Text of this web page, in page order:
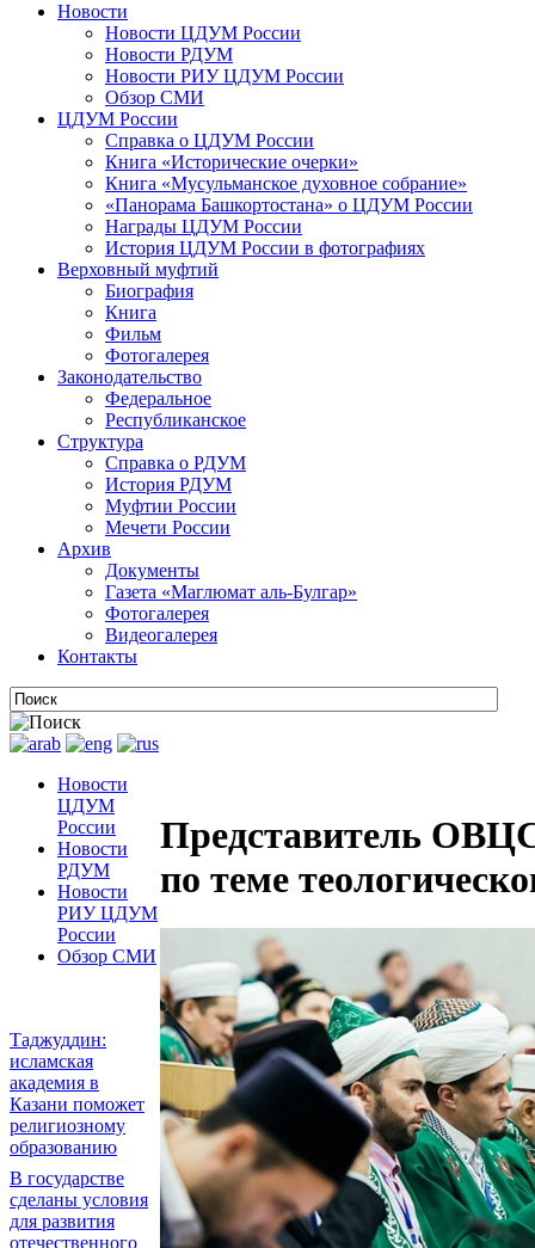
Новости
Новости ЦДУМ России
Новости РДУМ
Новости РИУ ЦДУМ России
Обзор СМИ
ЦДУМ России
Справка о ЦДУМ России
Книга «Исторические очерки»
Книга «Мусульманское духовное собрание»
«Панорама Башкортостана» о ЦДУМ России
Награды ЦДУМ России
История ЦДУМ России в фотографиях
Верховный муфтий
Биография
Книга
Фильм
Фотогалерея
Законодательство
Федеральное
Республиканское
Структура
Справка о РДУМ
История РДУМ
Муфтии России
Мечети России
Архив
Документы
Газета «Маглюмат аль-Булгар»
Фотогалерея
Видеогалерея
Контакты
Новости
ЦДУМ
России
Новости
РДУМ
Новости
РИУ ЦДУМ
России
Обзор СМИ
Таджуддин:
исламская
академия в
Казани поможет
религиозному
образованию
В государстве
сделаны условия
для развития
отечественного
Представитель
по теме